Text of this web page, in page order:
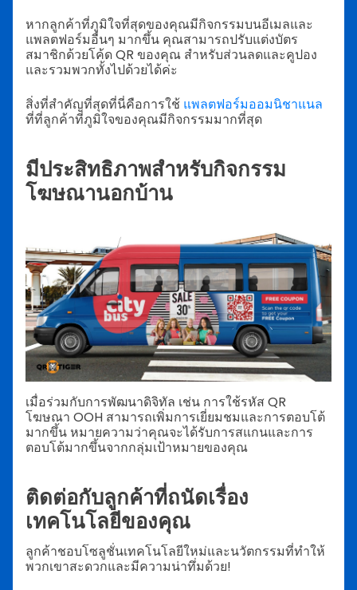
หากลูกค้าที่ภูมิใจที่สุดของคุณมีกิจกรรมบนอีเมลและ
แพลตฟอร์มอื่นๆ มากขึ้น คุณสามารถปรับแต่งบัตร
สมาชิกด้วยโค้ด QR ของคุณ สำหรับส่วนลดและคูปอง
และรวมพวกทั้งไปด้วยได้ค่ะ
สิ่งที่สำคัญที่สุดที่นี่คือการใช้ แพลตฟอร์มออมนิชาแนล
ที่ที่ลูกค้าที่ภูมิใจของคุณมีกิจกรรมมากที่สุด
มีประสิทธิภาพสำหรับกิจกรรม
โฆษณานอกบ้าน
เมื่อร่วมกับการพัฒนาดิจิทัล เช่น การใช้รหัส QR
โฆษณา OOH สามารถเพิ่มการเยี่ยมชมและการตอบโต้
มากขึ้น หมายความว่าคุณจะได้รับการสแกนและการ
ตอบโต้มากขึ้นจากกลุ่มเป้าหมายของคุณ
ติดต่อกับลูกค้าที่ถนัดเรื่อง
เทคโนโลยีของคุณ
ลูกค้าชอบโซลูชั่นเทคโนโลยีใหม่และนวัตกรรมที่ทำให้
พวกเขาสะดวกและมีความน่าทึ่มด้วย!